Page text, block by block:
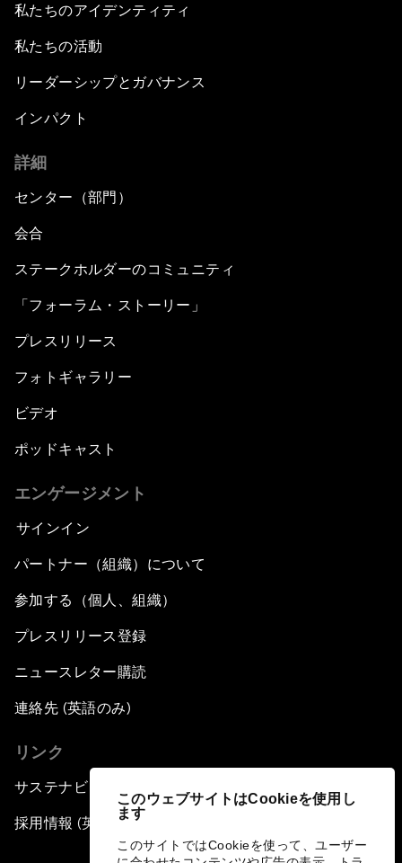
このウェブサイトはCookieを使用し
ます
このサイトではCookieを使って、ユーザー
私たちのアイデンティティ
私たちの活動
リーダーシップとガバナンス
インパクト
詳細
センター（部門）
会合
ステークホルダーのコミュニティ
「フォーラム・ストーリー」
プレスリリース
フォトギャラリー
ビデオ
ポッドキャスト
エンゲージメント
サインイン
パートナー（組織）について
参加する（個人、組織）
プレスリリース登録
ニュースレター購読
連絡先 (英語のみ)
リンク
サステナビリティへの取り組み
採用情報 (英語のみ)